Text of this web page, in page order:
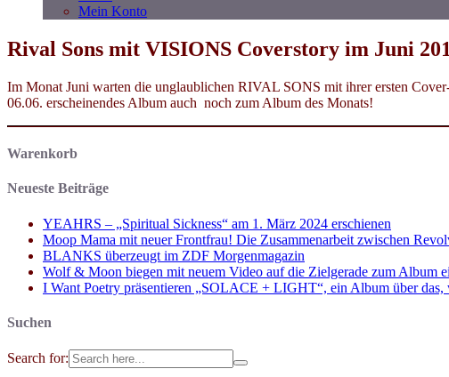
Mein Konto
Rival Sons mit VISIONS Coverstory im Juni
Im Monat Juni warten die unglaublichen RIVAL SONS mit ihrer ersten
06.06. erscheinendes Album auch noch zum Album des Monats!
Warenkorb
Neueste Beiträge
YEAHRS – „Spiritual Sickness“ am 1. März 2024 erschienen
Moop Mama mit neuer Frontfrau! Die Zusammenarbeit zwischen
BLANKS überzeugt im ZDF Morgenmagazin
Wolf & Moon biegen mit neuem Video auf die Zielgerade zum Album
I Want Poetry präsentieren „SOLACE + LIGHT“, ein Album über
Suchen
Search for: